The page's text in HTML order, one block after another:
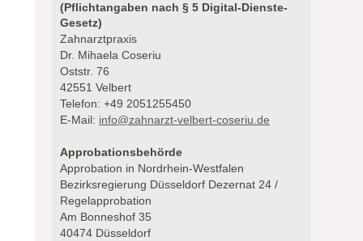
(Pflichtangaben nach § 5 Digital-Dienste-
Gesetz)
Zahnarztpraxis
Dr. Mihaela Coseriu
Oststr. 76
42551 Velbert
Telefon: +49 2051255450
E-Mail: info@zahnarzt-velbert-coseriu.de
Approbationsbehörde
Approbation in Nordrhein-Westfalen
Bezirksregierung Düsseldorf Dezernat 24 /
Regelapprobation
Am Bonneshof 35
40474 Düsseldorf